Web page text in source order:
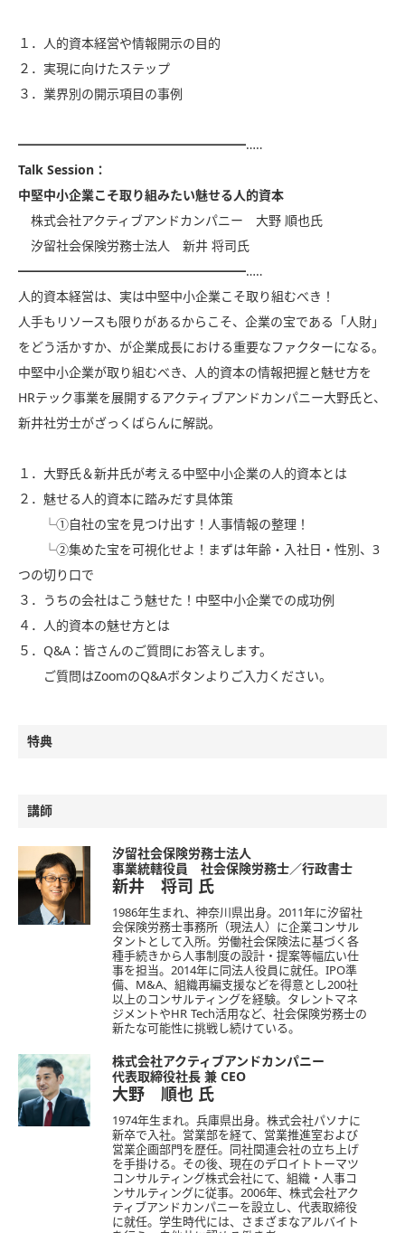
１．人的資本経営や情報開示の目的
２．実現に向けたステップ
３．業界別の開示項目の事例
━━━━━━━━━━━━━━━━━━…‥
Talk Session：
中堅中小企業こそ取り組みたい魅せる人的資本
株式会社アクティブアンドカンパニー 大野 順也氏
汐留社会保険労務士法人 新井 将司氏
━━━━━━━━━━━━━━━━━━…‥
人的資本経営は、実は中堅中小企業こそ取り組むべき！
人手もリソースも限りがあるからこそ、企業の宝である「人財」
をどう活かすか、が企業成長における重要なファクターになる。
中堅中小企業が取り組むべき、人的資本の情報把握と魅せ方を
HRテック事業を展開するアクティブアンドカンパニー大野氏と、
新井社労士がざっくばらんに解説。
１．大野氏＆新井氏が考える中堅中小企業の人的資本とは
２．魅せる人的資本に踏みだす具体策
└①自社の宝を見つけ出す！人事情報の整理！
└②集めた宝を可視化せよ！まずは年齢・入社日・性別、3
つの切り口で
３．うちの会社はこう魅せた！中堅中小企業での成功例
４．人的資本の魅せ方とは
５．Q&A：皆さんのご質問にお答えします。
ご質問はZoomのQ&Aボタンよりご入力ください。
特典
講師
汐留社会保険労務士法人
事業統轄役員 社会保険労務士／行政書士
新井 将司 氏
1986年生まれ、神奈川県出身。2011年に汐留社
会保険労務士事務所（現法人）に企業コンサル
タントとして入所。労働社会保険法に基づく各
種手続きから人事制度の設計・提案等幅広い仕
事を担当。2014年に同法人役員に就任。IPO準
備、M&A、組織再編支援などを得意とし200社
以上のコンサルティングを経験。タレントマネ
ジメントやHR Tech活用など、社会保険労務士の
新たな可能性に挑戦し続けている。
株式会社アクティブアンドカンパニー
代表取締役社長 兼 CEO
大野 順也 氏
1974年生まれ。兵庫県出身。株式会社パソナに
新卒で入社。営業部を経て、営業推進室および
営業企画部門を歴任。同社関連会社の立ち上げ
を手掛ける。その後、現在のデロイトトーマツ
コンサルティング株式会社にて、組織・人事コ
ンサルティングに従事。2006年、株式会社アク
ティブアンドカンパニーを設立し、代表取締役
に就任。学生時代には、さまざまなアルバイト